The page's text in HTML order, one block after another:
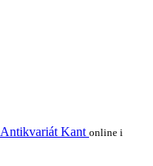
Antikvariát Kant online i